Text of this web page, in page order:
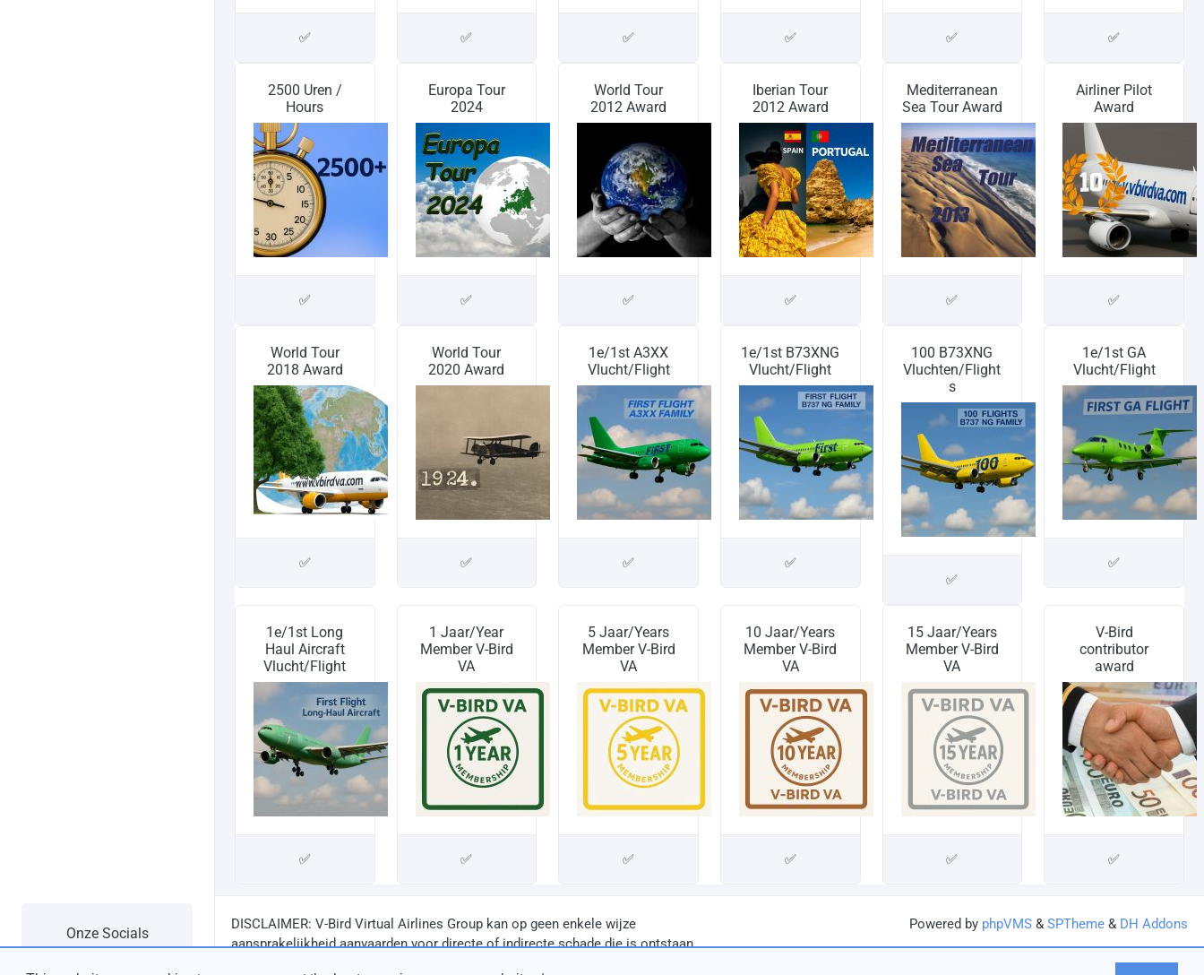
Onze Socials
✅ ✅ ✅ ✅ ✅ ✅
2500 Uren /
Hours
✅
Europa Tour
2024
✅
World Tour
2012 Award
✅
Iberian Tour
2012 Award
✅
Mediterranean
Sea Tour Award
✅
Airliner Pilot
Award
✅
World Tour
2018 Award
✅
World Tour
2020 Award
✅
1e/1st A3XX
Vlucht/Flight
✅
1e/1st B73XNG
Vlucht/Flight
✅
100 B73XNG
Vluchten/Flight
s
✅
1e/1st GA
Vlucht/Flight
✅
1e/1st Long
Haul Aircraft
Vlucht/Flight
✅
1 Jaar/Year
Member V-Bird
VA
✅
5 Jaar/Years
Member V-Bird
VA
✅
10 Jaar/Years
Member V-Bird
VA
✅
15 Jaar/Years
Member V-Bird
VA
✅
V-Bird
contributor
award
✅
DISCLAIMER: V-Bird Virtual Airlines Group kan op geen enkele wijze
aansprakelijkheid aanvaarden voor directe of indirecte schade die is ontstaan
Powered by phpVMS & SPTheme & DH Addons